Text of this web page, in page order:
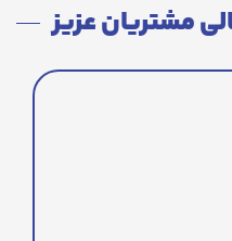
مشتریان عزیز